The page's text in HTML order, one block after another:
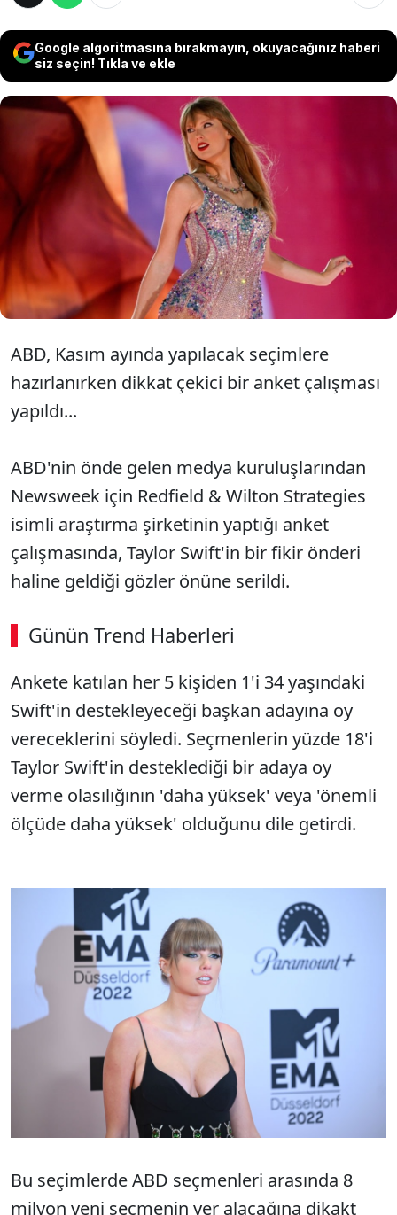
Google algoritmasına bırakmayın, okuyacağınız haberi
siz seçin! Tıkla ve ekle
Son yılların en büyük pop yıldızlarından
olan Taylor Swift'in ABD'de Kasım
ayında yapılacak seçimlere yön vermesi
bekleniyor.
ABD, Kasım ayında yapılacak seçimlere
hazırlanırken dikkat çekici bir anket çalışması
yapıldı...
ABD'nin önde gelen medya kuruluşlarından
Newsweek için Redfield & Wilton Strategies
isimli araştırma şirketinin yaptığı anket
çalışmasında, Taylor Swift'in bir fikir önderi
haline geldiği gözler önüne serildi.
Günün Trend Haberleri
Ankete katılan her 5 kişiden 1'i 34 yaşındaki
Swift'in destekleyeceği başkan adayına oy
vereceklerini söyledi. Seçmenlerin yüzde 18'i
Taylor Swift'in desteklediği bir adaya oy
verme olasılığının 'daha yüksek' veya 'önemli
ölçüde daha yüksek' olduğunu dile getirdi.
Bu seçimlerde ABD seçmenleri arasında 8
milyon yeni seçmenin yer alacağına dikakt